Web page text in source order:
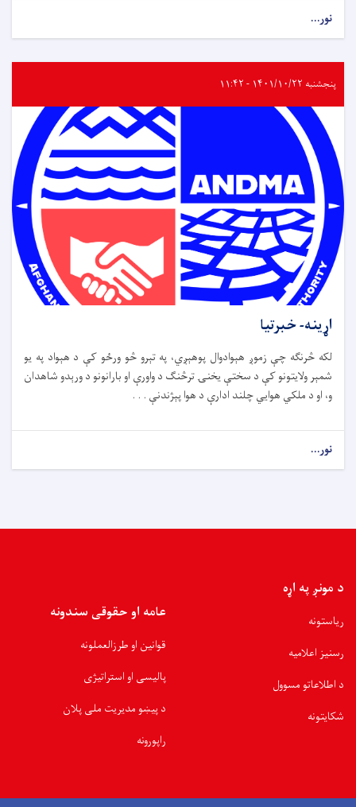
نور...
پنجشنبه ۱۴۰۱/۱۰/۲۲ - ۱۱:۴۲
اړینه- خبرتیا
لکه څرنګه چې زموږ هېوادوال پوهېږي، په تېرو څو ورځو کې د هېواد په یو
شمېر ولایتونو کې د سختې یخنۍ ترڅنګ د واورې او بارانونو د ورېدو شاهدان
و، او د ملکي هوايي چلند ادارې د هوا پېژندنې . . .
نور...
د مونږ په اړه
ریاستونه
رسنیز اعلامیه
د اطلاعاتو مسوول
شکایتونه
عامه او حقوقی سندونه
قوانین او طرزالعملونه
پالیسی او استراتیژی
د پیښو مدیریت ملی پلان
راپورونه